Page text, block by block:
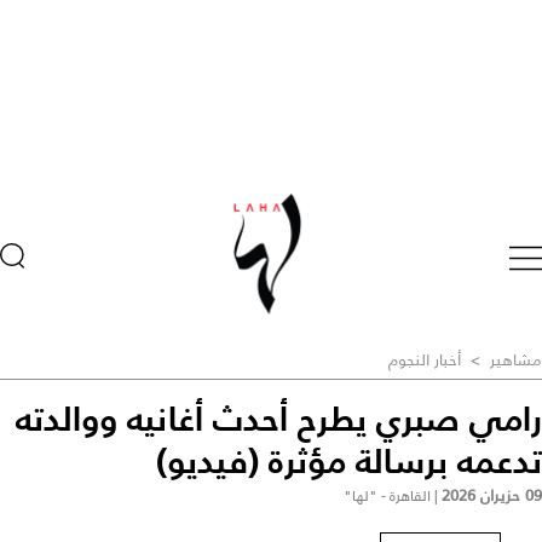
مشاهير > أخبار النجوم
رامي صبري يطرح أحدث أغانيه ووالدته
تدعمه برسالة مؤثرة (فيديو)
09 حزيران 2026 | القاهرة - "لها"